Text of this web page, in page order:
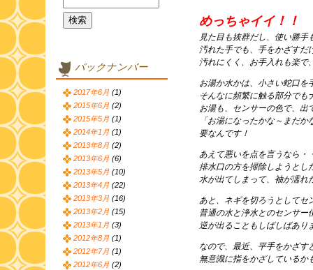
めっちゃイイ！！
見た目も抜群だし、使い勝手
汚れた手でも、手をかざすだ
汚れにくく、お手入れも楽で
お湯か水かは、小さい蛇口を
そんなに頻繁に触る部分でも
お湯も、センサーの色で、出
「お湯になったかな～まだ
要なんです！
あえて悪いを点を言うなら・
排水口の方を掃除しようとし
水が出てしまって、袖が濡れ
あと、ネギを切ろうとしてセ
普通の水と浄水とのセンサー
逆が出ることもしばしばあり
なので、最近、平手をかざす
無意識に指をかざしているか
バックナンバー
2017年6月 (1)
2015年6月 (2)
2015年5月 (1)
2014年1月 (1)
2013年8月 (2)
2013年6月 (6)
2013年5月 (10)
2013年4月 (22)
2013年3月 (16)
2013年2月 (15)
2013年1月 (3)
2012年8月 (1)
2012年7月 (1)
2012年6月 (2)